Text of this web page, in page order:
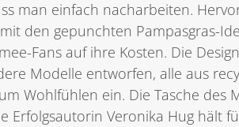
man einfach nacharbeiten.
den gepunchten Pampasgras-
Fans auf ihre Kosten. Die
Modelle entworfen, alle aus
Wohlfühlen ein. Die Tasche des
Erfolgsautorin Veronika Hug hält